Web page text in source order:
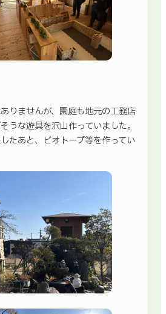
りませんが、園庭も地元の工務店
うな遊具を沢山作っていました。
たあと、ビオトープ等を作ってい